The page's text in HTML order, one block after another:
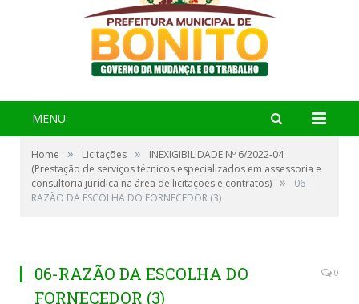
MENU
Home » Licitações »
INEXIGIBILIDADE Nº 6/2022-04
(Prestação de serviços técnicos especializados em assessoria e
consultoria jurídica na área de licitações e contratos) »
06-
RAZÃO DA ESCOLHA DO FORNECEDOR (3)
06-RAZÃO DA ESCOLHA DO
FORNECEDOR (3)
0